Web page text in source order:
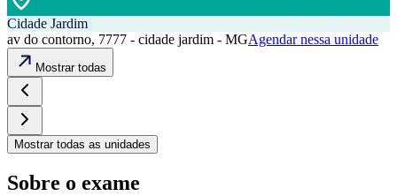
Cidade Jardim
av do contorno, 7777 - cidade jardim - MGAgendar nessa unidade
Mostrar todas
Mostrar todas as unidades
Sobre o exame